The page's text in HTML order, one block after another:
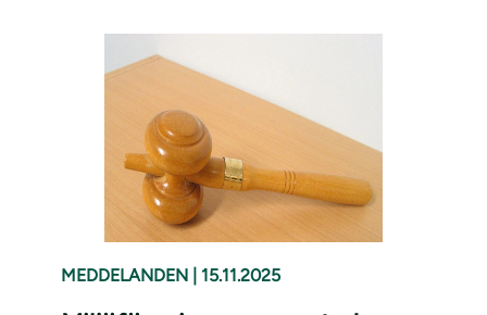
MEDDELANDEN 15.11.2025